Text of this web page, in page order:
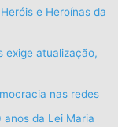
e Heroínas da
exige atualização,
nas redes
da Lei Maria